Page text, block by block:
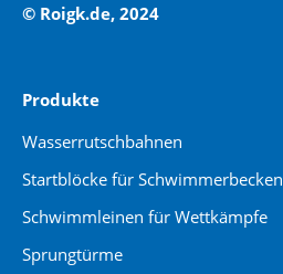
© Roigk.de, 2024
Produkte
Wasserrutschbahnen
Startblöcke für Schwimmerbecken
Schwimmleinen für Wettkämpfe
Sprungtürme